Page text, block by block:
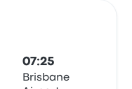
07:25
Brisbane